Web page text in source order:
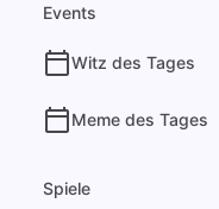
Events
Witz des Tages
Meme des Tages
Spiele